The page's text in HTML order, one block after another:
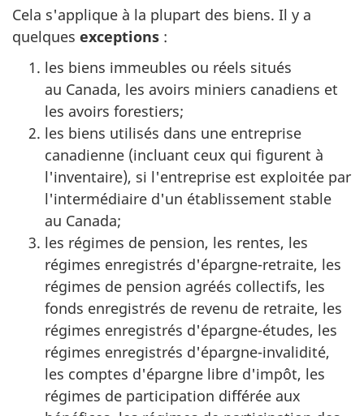
Cela s'applique à la plupart des biens. Il y a
quelques exceptions :
les biens immeubles ou réels situés
au Canada, les avoirs miniers canadiens et
les avoirs forestiers;
les biens utilisés dans une entreprise
canadienne (incluant ceux qui figurent à
l'inventaire), si l'entreprise est exploitée par
l'intermédiaire d'un établissement stable
au Canada;
les régimes de pension, les rentes, les
régimes enregistrés d'épargne-retraite, les
régimes de pension agréés collectifs, les
fonds enregistrés de revenu de retraite, les
régimes enregistrés d'épargne-études, les
régimes enregistrés d'épargne-invalidité,
les comptes d'épargne libre d'impôt, les
régimes de participation différée aux